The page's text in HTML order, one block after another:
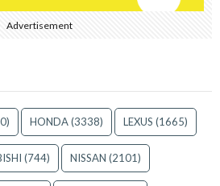
Advertisement
HONDA(3338) LEXUS (1665)
(744) NISSAN (2101)